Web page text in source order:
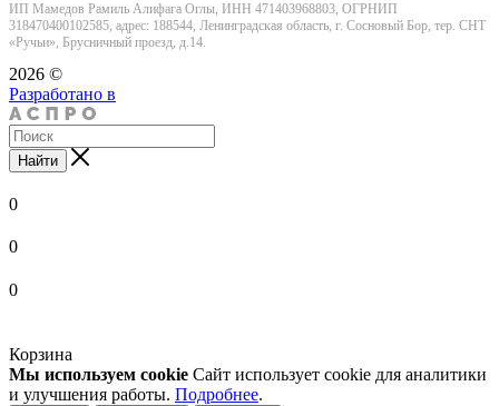
ИП Мамедов Рамиль Алифага Оглы, ИНН 471403968803, ОГРНИП
318470400102585, адрес: 188544, Ленинградская область, г. Сосновый Бор, тер. СНТ
«Ручьи», Брусничный проезд, д.14.
2026 ©
Разработано в
Найти
0
0
0
Корзина
Мы используем cookie Сайт использует cookie для аналитики
и улучшения работы. Подробнее.